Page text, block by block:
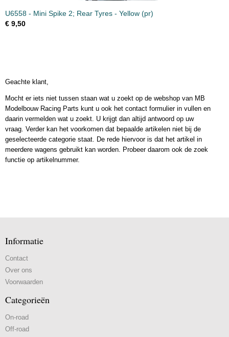
U6558 - Mini Spike 2; Rear Tyres - Yellow (pr)
€ 9,50
Geachte klant,
Mocht er iets niet tussen staan wat u zoekt op de webshop van MB
Modelbouw Racing Parts kunt u ook het contact formulier in vullen en
daarin vermelden wat u zoekt. U krijgt dan altijd antwoord op uw
vraag. Verder kan het voorkomen dat bepaalde artikelen niet bij de
geselecteerde categorie staat. De rede hiervoor is dat het artikel in
meerdere wagens gebruikt kan worden. Probeer daarom ook de zoek
functie op artikelnummer.
Informatie
Contact
Over ons
Voorwaarden
Categorieën
On-road
Off-road